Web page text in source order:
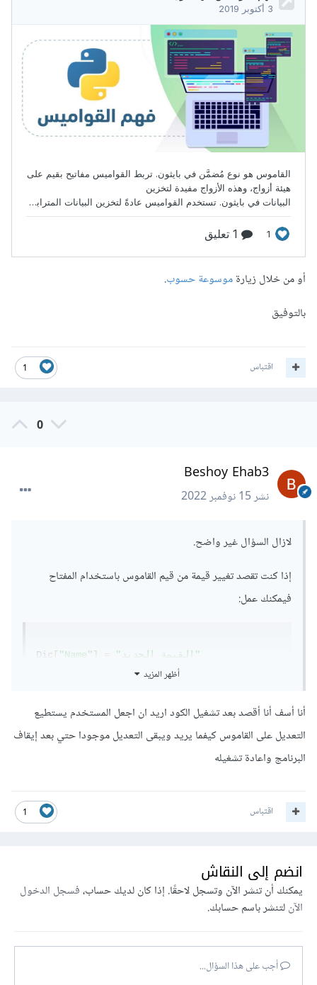
أو من خلال زيارةموسوعة حسوب.
بالتوفيق
1 اقتباس
0
Beshoy Ehab3
نشر15 نوفمبر 2022
لازال السؤال غير واضح.
إذا كنت تقصد تغيير قيمة من قيم القاموس باستخدام المفتاح
فيمكنك عمل:
Dic["Name"] = "القيمة الجديد"
أما اذا كنت تقصد شيئا آخر فعليك بالتوضيح أكثر.
يمكنك التعرف أكثر على القواميس في بايثون من خلال مقالات
موجودة في أكاديمية حسوب.
أظهر المزيد
أنا أسف أنا أقصد بعد تشغيل الكود اريد ان اجعل المستخدم يستطيع
التعديل على القاموس كيفما يريد ويبقى التعديل موجودا حتي بعد إيقاف
البرنامج واعادة تشغيله
1 اقتباس
انضم إلى النقاش
يمكنك أن تنشر الآن وتسجل لاحقًا. إذا كان لديك حساب،فسجل الدخول
الآنلتنشر باسم حسابك.
أجب على هذا السؤال...